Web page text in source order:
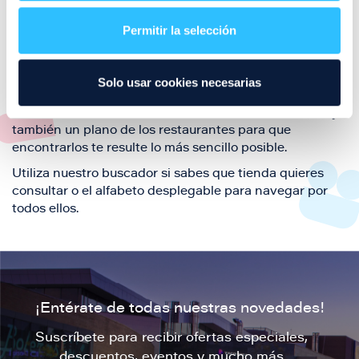
Permitir la selección
Solo usar cookies necesarias
también de nuestra oferta de ocio y shopping durante
tu visita.
El este directorio de restaurantes de Puerto Venecia
también un plano de los restaurantes para que
encontrarlos te resulte lo más sencillo posible.
Utiliza nuestro buscador si sabes que tienda quieres
consultar o el alfabeto desplegable para navegar por
todos ellos.
¡Entérate de todas nuestras novedades!
Suscríbete para recibir ofertas especiales,